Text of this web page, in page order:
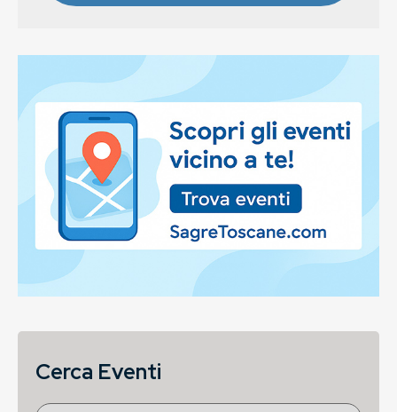
Cerca Eventi